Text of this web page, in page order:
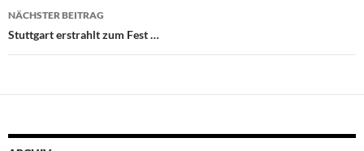
NÄCHSTER BEITRAG
Stuttgart erstrahlt zum Fest …